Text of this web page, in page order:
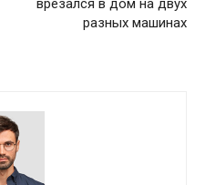
разных машинах